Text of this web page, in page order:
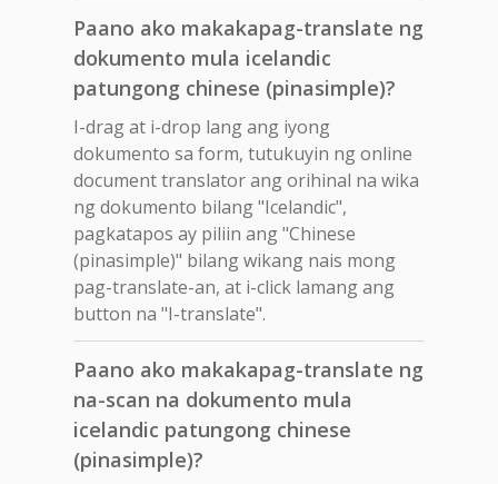
Paano ako makakapag-translate ng
dokumento mula icelandic
patungong chinese (pinasimple)?
I-drag at i-drop lang ang iyong
dokumento sa form, tutukuyin ng online
document translator ang orihinal na wika
ng dokumento bilang "Icelandic",
pagkatapos ay piliin ang "Chinese
(pinasimple)" bilang wikang nais mong
pag-translate-an, at i-click lamang ang
button na "I-translate".
Paano ako makakapag-translate ng
na-scan na dokumento mula
icelandic patungong chinese
(pinasimple)?